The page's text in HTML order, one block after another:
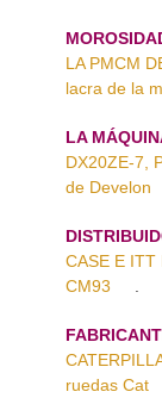
LA PMCM
lacra de la
LA
DX20ZE-7,
de Develon
CASE E
CM93
ruedas Cat